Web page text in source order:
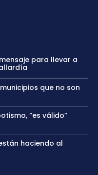
para llevar a
que no son
“es válido”
haciendo al